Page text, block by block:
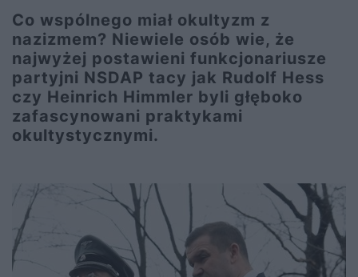
Co wspólnego miał okultyzm z
nazizmem? Niewiele osób wie, że
najwyżej postawieni funkcjonariusze
partyjni NSDAP tacy jak Rudolf Hess
czy Heinrich Himmler byli głęboko
zafascynowani praktykami
okultystycznymi.